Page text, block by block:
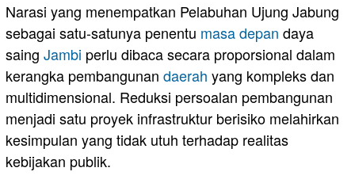
Narasi yang menempatkan Pelabuhan Ujung Jabung
sebagai satu-satunya penentu masa depan daya
saing Jambi perlu dibaca secara proporsional dalam
kerangka pembangunan daerah yang kompleks dan
multidimensional. Reduksi persoalan pembangunan
menjadi satu proyek infrastruktur berisiko melahirkan
kesimpulan yang tidak utuh terhadap realitas
kebijakan publik.